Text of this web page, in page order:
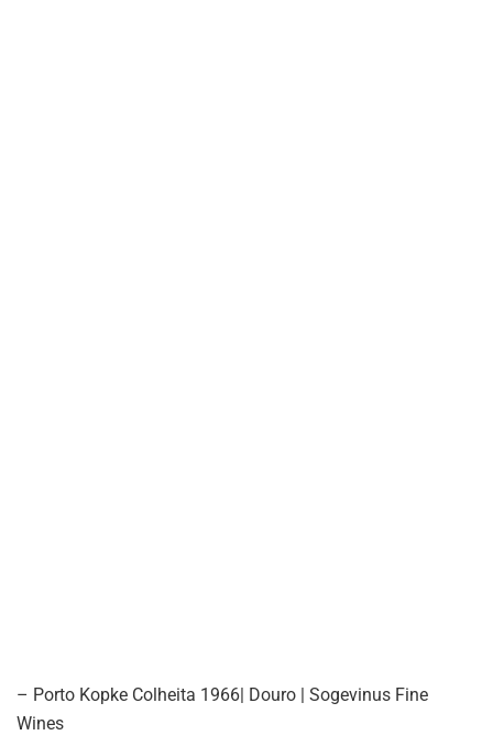
– Porto Kopke Colheita 1966| Douro | Sogevinus Fine
Wines